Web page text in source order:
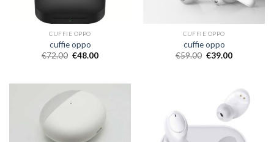
CUFFIE OPPO
cuffie oppo
€72.00 €48.00
CUFFIE OPPO
cuffie oppo
€59.00 €39.00